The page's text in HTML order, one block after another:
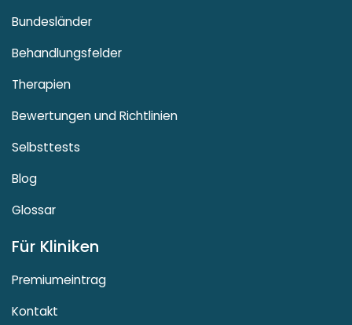
Bundesländer
Behandlungsfelder
Therapien
Bewertungen und Richtlinien
Selbsttests
Blog
Glossar
Für Kliniken
Premiumeintrag
Kontakt